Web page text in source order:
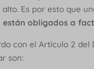
Es por esto que
están obligados a
con el Artículo 2 del
son: